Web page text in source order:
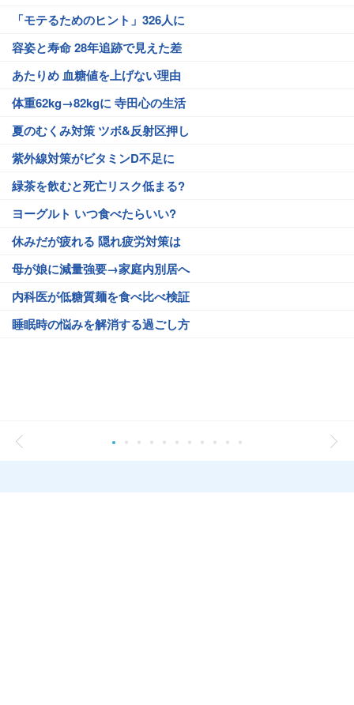
「モテるためのヒント」326人に
容姿と寿命 28年追跡で見えた差
あたりめ 血糖値を上げない理由
体重62kg→82kgに 寺田心の生活
夏のむくみ対策 ツボ&反射区押し
紫外線対策がビタミンD不足に
緑茶を飲むと死亡リスク低まる?
ヨーグルト いつ食べたらいい?
休みだが疲れる 隠れ疲労対策は
母が娘に減量強要→家庭内別居へ
内科医が低糖質麺を食べ比べ検証
睡眠時の悩みを解消する過ごし方